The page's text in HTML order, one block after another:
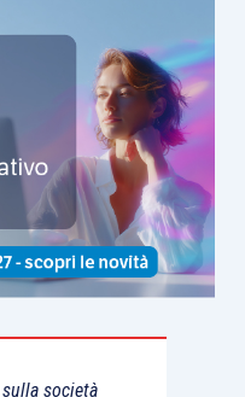
gli interventi sono
la prestazione
ed estiva e se
la
qualità media
.
previsto unlimite
ad euro 40.000
unità immobiliari
beneficiare delle
società